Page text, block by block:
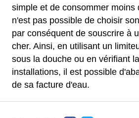
simple et de consommer moins
n'est pas possible de choisir
par conséquent de souscrire à
cher. Ainsi, en utilisant un
sous la douche ou en vérifiant
installations, il est possible
de sa facture d'eau.